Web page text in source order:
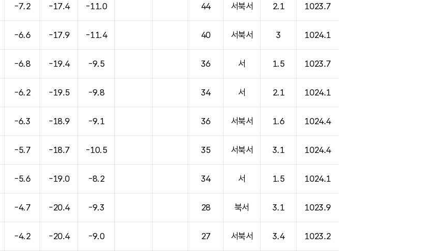
-7.2 -17.4 -11.0 44 서북서 2.1 1023.7
-6.6 -17.9 -11.4 40 서북서 3 1024.1
-6.8 -19.4 -9.5 36 서 1.5 1023.7
-6.2 -19.5 -9.8 34 서 2.1 1024.1
-6.3 -18.9 -9.1 36 서북서 1.6 1024.4
-5.7 -18.7 -10.5 35 서북서 3.1 1024.4
-5.6 -19.0 -8.2 34 서 1.5 1024.1
-4.7 -20.4 -9.3 28 북서 3.1 1023.9
-4.2 -20.4 -9.0 27 서북서 3.4 1023.2